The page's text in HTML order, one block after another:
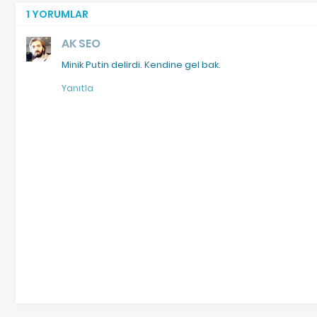
1 YORUMLAR
AK SEO
Minik Putin delirdi. Kendine gel bak.
Yanıtla